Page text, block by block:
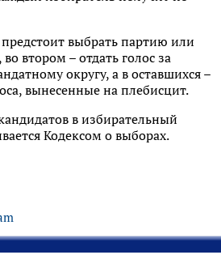
выбрать партию или
втором – отдать голос за
округу, а в оставшихся –
вынесенные на плебисцит.
в избирательный
Кодексом о выборах.